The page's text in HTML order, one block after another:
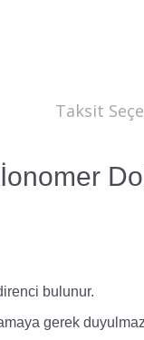
Taksit
bulunur.
gerek